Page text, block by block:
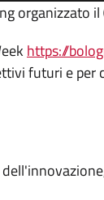
organizzato il
https://
futuri e